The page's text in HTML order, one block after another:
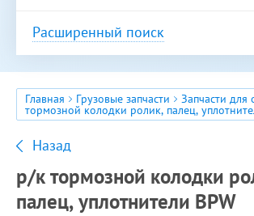
Расширенный поиск
Главная Грузовые запчасти Запчасти для
тормозной колодки ролик, палец,
Назад
р/к тормозной колодки
палец, уплотнители BPW